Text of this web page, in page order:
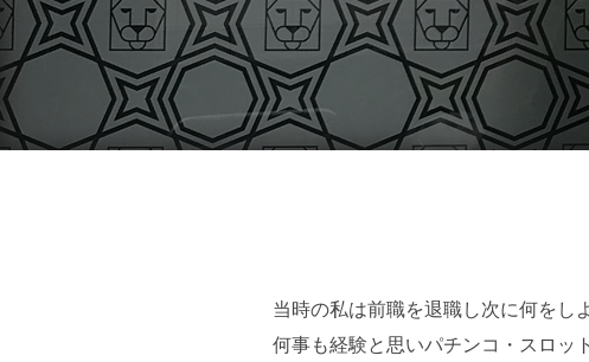
当時の私は前職を退職し次に何をし
何事も経験と思いパチンコ・スロッ